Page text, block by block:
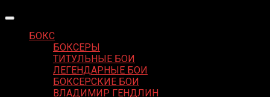
БОКС
БОКСЕРЫ
ТИТУЛЬНЫЕ БОИ
ЛЕГЕНДАРНЫЕ БОИ
БОКСЕРСКИЕ БОИ
ВЛАДИМИР ГЕНДЛИН